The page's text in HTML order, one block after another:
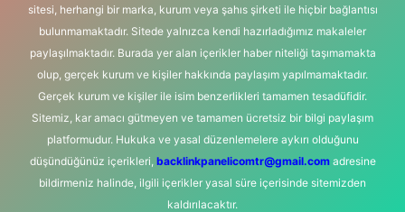
sitesi, herhangi bir marka, kurum veya şahıs şirketi ile hiçbir bağlantısı
bulunmamaktadır. Sitede yalnızca kendi hazırladığımız makaleler
paylaşılmaktadır. Burada yer alan içerikler haber niteliği taşımamakta
olup, gerçek kurum ve kişiler hakkında paylaşım yapılmamaktadır.
Gerçek kurum ve kişiler ile isim benzerlikleri tamamen tesadüfidir.
Sitemiz, kar amacı gütmeyen ve tamamen ücretsiz bir bilgi paylaşım
platformudur. Hukuka ve yasal düzenlemelere aykırı olduğunu
düşündüğünüz içerikleri, backlinkpanelicomtr@gmail.comadresine
bildirmeniz halinde, ilgili içerikler yasal süre içerisinde sitemizden
kaldırılacaktır.